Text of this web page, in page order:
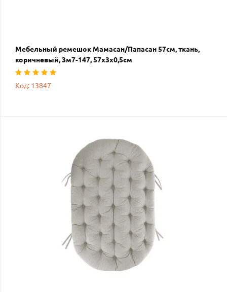
Мебельный ремешок Мамасан/Папасан 57см, ткань,
коричневый, 3м7-147, 57х3х0,5см
Код: 13847